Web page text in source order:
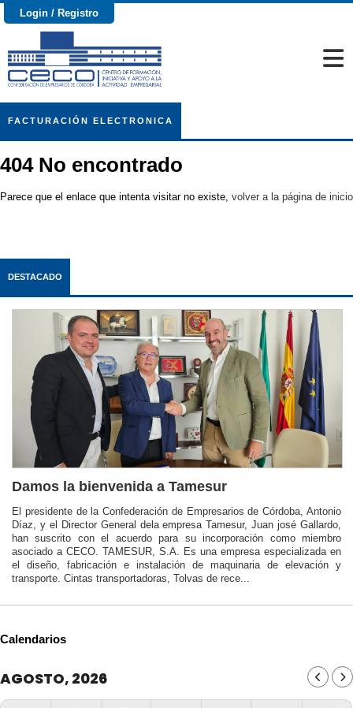
Login / Registro
FACTURACIÓN ELECTRONICA
404 No encontrado
Parece que el enlace que intenta visitar no existe, volver a la página de inicio
DESTACADO
Damos la bienvenida a Tamesur
El presidente de la Confederación de Empresarios de Córdoba, Antonio
Díaz, y el Director General dela empresa Tamesur, Juan josé Gallardo,
han suscrito con el acuerdo para su incorporación como miembro
asociado a CECO. TAMESUR, S.A. Es una empresa especializada en
el diseño, fabricación e instalación de maquinaria de elevación y
transporte. Cintas transportadoras, Tolvas de rece...
Calendarios
AGOSTO, 2026